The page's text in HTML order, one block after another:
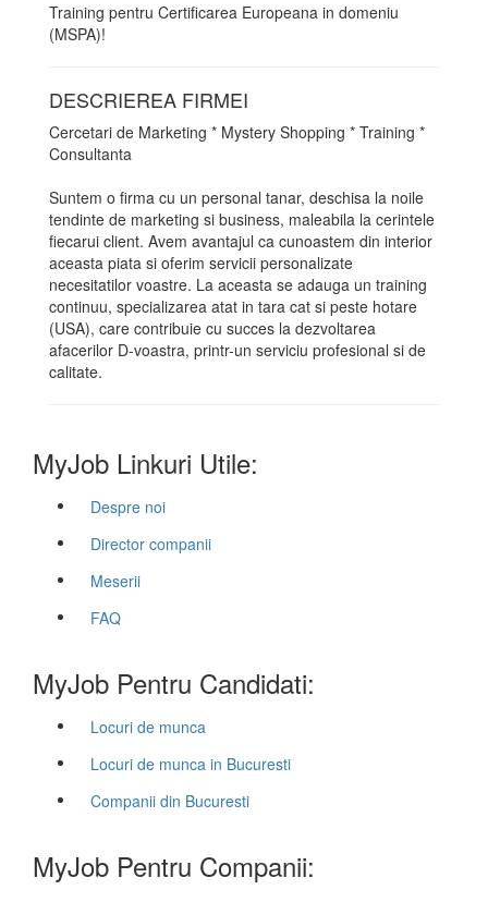
Training pentru Certificarea Europeana in domeniu
(MSPA)!
DESCRIEREA FIRMEI
Cercetari de Marketing * Mystery Shopping * Training *
Consultanta
Suntem o firma cu un personal tanar, deschisa la noile
tendinte de marketing si business, maleabila la cerintele
fiecarui client. Avem avantajul ca cunoastem din interior
aceasta piata si oferim servicii personalizate
necesitatilor voastre. La aceasta se adauga un training
continuu, specializarea atat in tara cat si peste hotare
(USA), care contribuie cu succes la dezvoltarea
afacerilor D-voastra, printr-un serviciu profesional si de
calitate.
MyJob Linkuri Utile:
Despre noi
Director companii
Meserii
FAQ
MyJob Pentru Candidati:
Locuri de munca
Locuri de munca in Bucuresti
Companii din Bucuresti
MyJob Pentru Companii: